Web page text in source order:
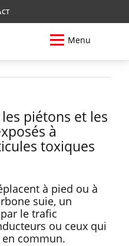
Menu
piétons et les
à
toxiques
à pied ou à
suie, un
le trafic
ou ceux qui
commun.